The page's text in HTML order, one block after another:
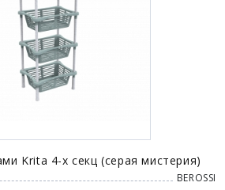
Krita 4-х секц (серая мистерия)
BEROSSI